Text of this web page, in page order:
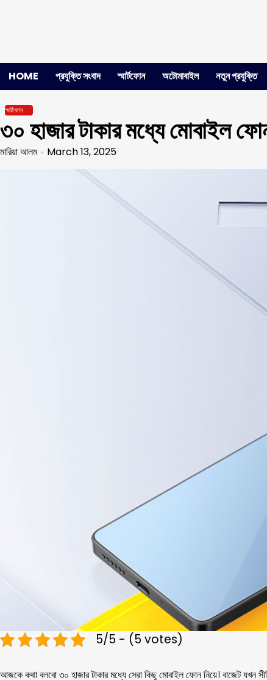
HOME প্রযুক্তি সংবাদ স্মার্টফোন অটোমাবাইল নতুন প্রযুক্তি
স্মার্টফোন
৩০ হাজার টাকার মধ্যে মোবাইল
মারিয়া আলম March 13, 2025
5/5 - (5 votes)
আজকে কথা বলবো ৩০ হাজার টাকার মধ্যে সেরা কিছু মোবাইল ফোন নিয়ে। বাজেট